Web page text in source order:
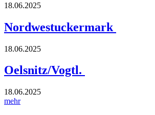
18.06.2025
Nordwestuckermark
18.06.2025
Oelsnitz/Vogtl.
18.06.2025
mehr